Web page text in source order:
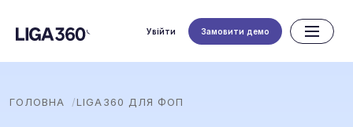
Увійти Замовити демо
ГОЛОВНА LIGA360 ДЛЯ ФОП